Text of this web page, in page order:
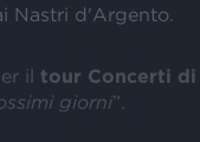
Nastri d'Argento.
il tour Concerti
giorni”.